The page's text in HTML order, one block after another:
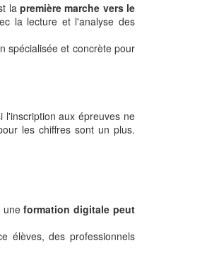
lapremière marche vers le
la lecture et l'analyse des
spécialisée et concrète pour
l'inscription aux épreuves ne
les chiffres sont un plus.
uneformation digitale peut
élèves, des professionnels